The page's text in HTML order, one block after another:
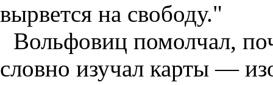
вырвется на свободу."
Вольфовиц помолчал,
словно изучал карты —